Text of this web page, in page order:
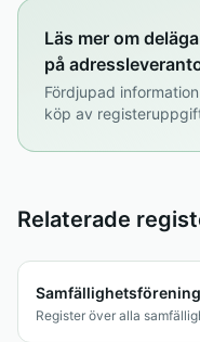
Läs mer om
på
Fördjupad
köp av
Relaterade
Register över alla